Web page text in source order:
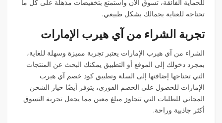
للحماية الفائقة، تسوق الآن واستمتع بتخفيضات مذهلة على كل ما
تحتاجه للعناية بجمالك بشكل طبيعي.
تجربة الشراء من آي هيرب الإمارات
الشراء من آي هيرب الإمارات يعتبر تجربة مميزة وسهلة للغاية،
بمجرد دخولك إلى الموقع أو التطبيق يمكنك البحث عن المنتجات
التي تحتاجها إضافتها إلى السلة وتطبيق كود خصم آي هيرب
الإمارات للحصول على الخصم الفوري، يتوفر أيضًا خيار الشحن
المجاني للطلبات التي تتجاوز مبلغ معين مما يجعل تجربة التسوق
أكثر جاذبية وراحة.